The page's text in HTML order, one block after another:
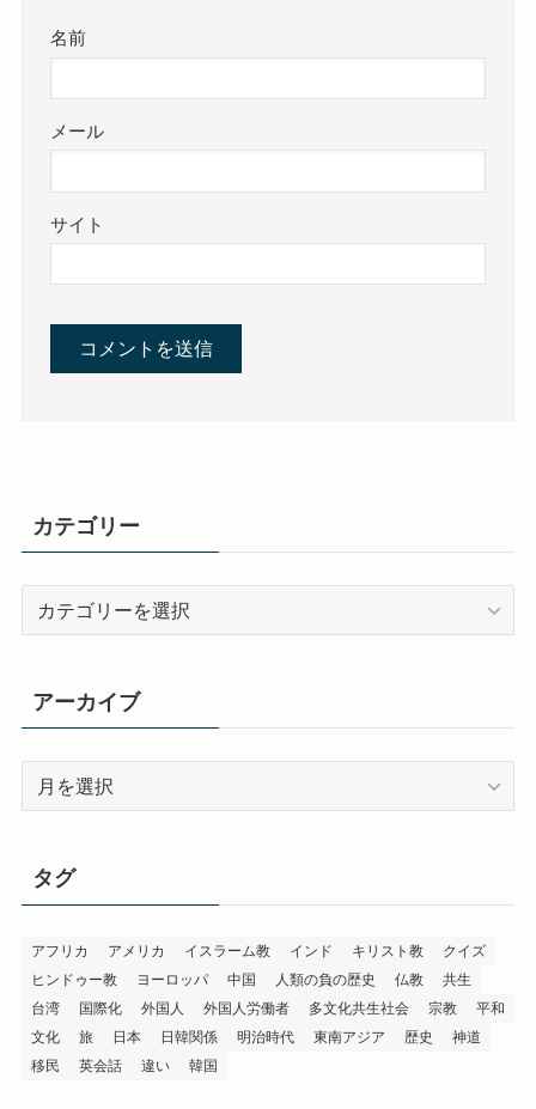
名前
メール
サイト
カテゴリー
ー
アーカイブ
ブ
タグ
アフリカ アメリカ イスラーム教 インド キリスト教
クイズ
ヒンドゥー教
ヨーロッパ 中国 人類の負の歴史 仏教
共生
台湾
国際化 外国人 外国人労働者 多文化共生社会 宗教
平和
文化
旅 日本 日韓関係 明治時代 東南アジア 歴史
神道
移民
英会話 違い 韓国